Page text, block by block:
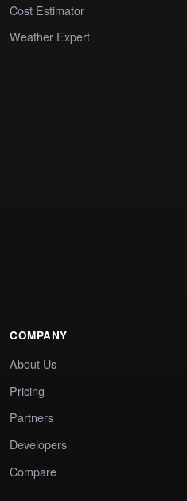
Cost Estimator
Weather Expert
COMPANY
About Us
Pricing
Partners
Developers
Compare